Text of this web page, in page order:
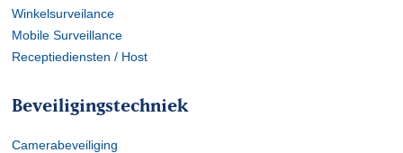
Winkelsurveilance
Mobile Surveillance
Receptiediensten / Host
Beveiligingstechniek
Camerabeveiliging